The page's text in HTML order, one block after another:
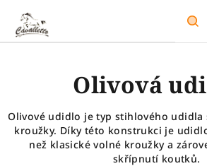
obsah
Olivová
Olivové udidlo je typ stihlového udidla
kroužky. Díky této konstrukci je
než klasické volné kroužky a
skřípnutí koutků.